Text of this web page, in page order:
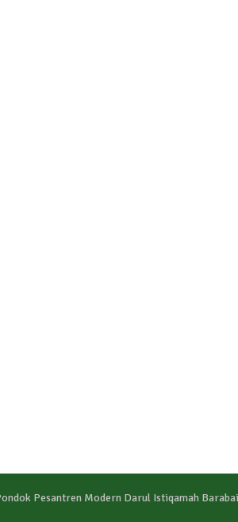
Pesantren Modern Darul Istiqamah